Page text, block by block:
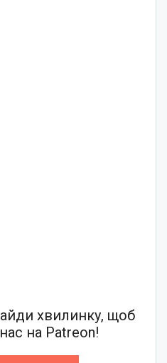
хвилинку, щоб
на Patreon!